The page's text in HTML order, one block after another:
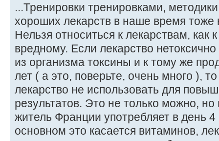
...Тренировки тренировками,
хороших лекарств в наше время тоже
Нельзя относиться к лекарствам, как
вредному. Если лекарство
из организма токсины и к тому же
лет ( а это, поверьте, очень много ),
лекарство не использовать для
результатов. Это не только можно,
житель Франции употребляет в день 4
основном это касается витаминов,